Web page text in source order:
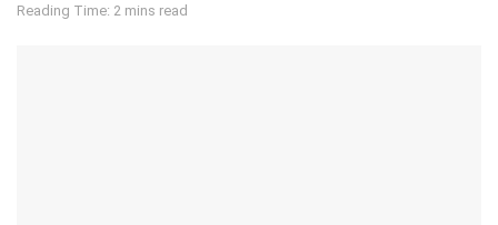
Reading Time: 2 mins read